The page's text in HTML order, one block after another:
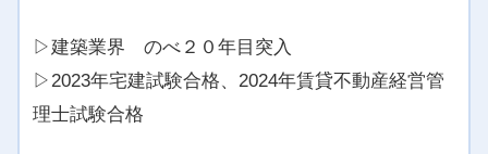
▷建築業界 のべ２０年目突入
▷2023年宅建試験合格、2024年賃貸不動産経営管
理士試験合格